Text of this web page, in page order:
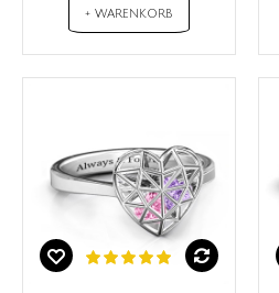
+ WARENKORB